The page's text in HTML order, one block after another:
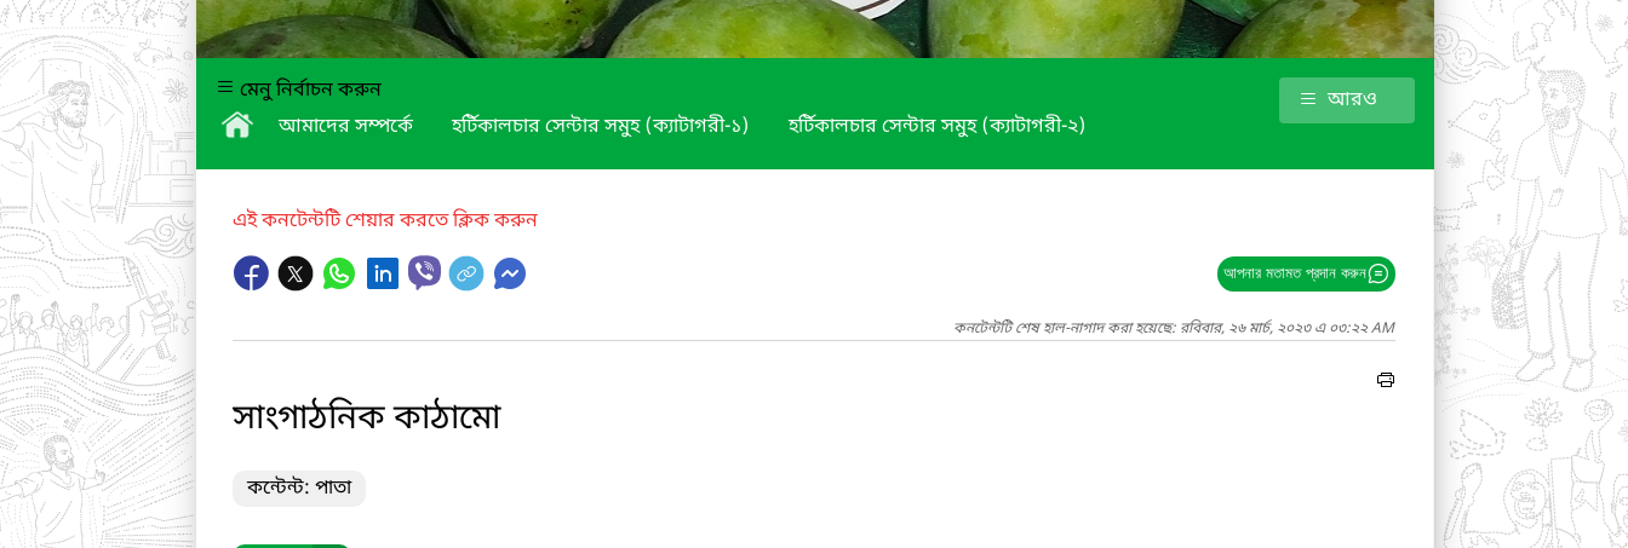
মেনু নির্বাচন করুন
আমাদের সম্পর্কে
হর্টিকালচার সেন্টার সমুহ (ক্যাটাগরী-১) হর্টিকালচার সেন্টার সমুহ (ক্যাটাগরী-২)
আরও
এই কনটেন্টটি শেয়ার করতে ক্লিক করুন
আপনার মতামত প্রদান করুন
কনটেন্টটি শেষ হাল-নাগাদ করা হয়েছে: রবিবার, ২৬ মার্চ, ২০২৩ এ ০৩:২২ AM
সাংগাঠনিক কাঠামো
কন্টেন্ট: পাতা